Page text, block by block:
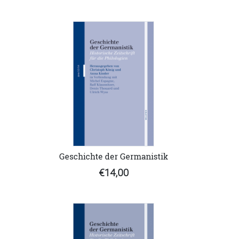
Geschichte der Germanistik
€14,00